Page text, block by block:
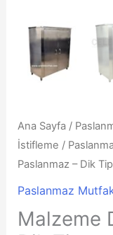
Ana Sayfa /
İstifleme /
Paslanmaz – Dik Tip
Paslanmaz
Malzeme